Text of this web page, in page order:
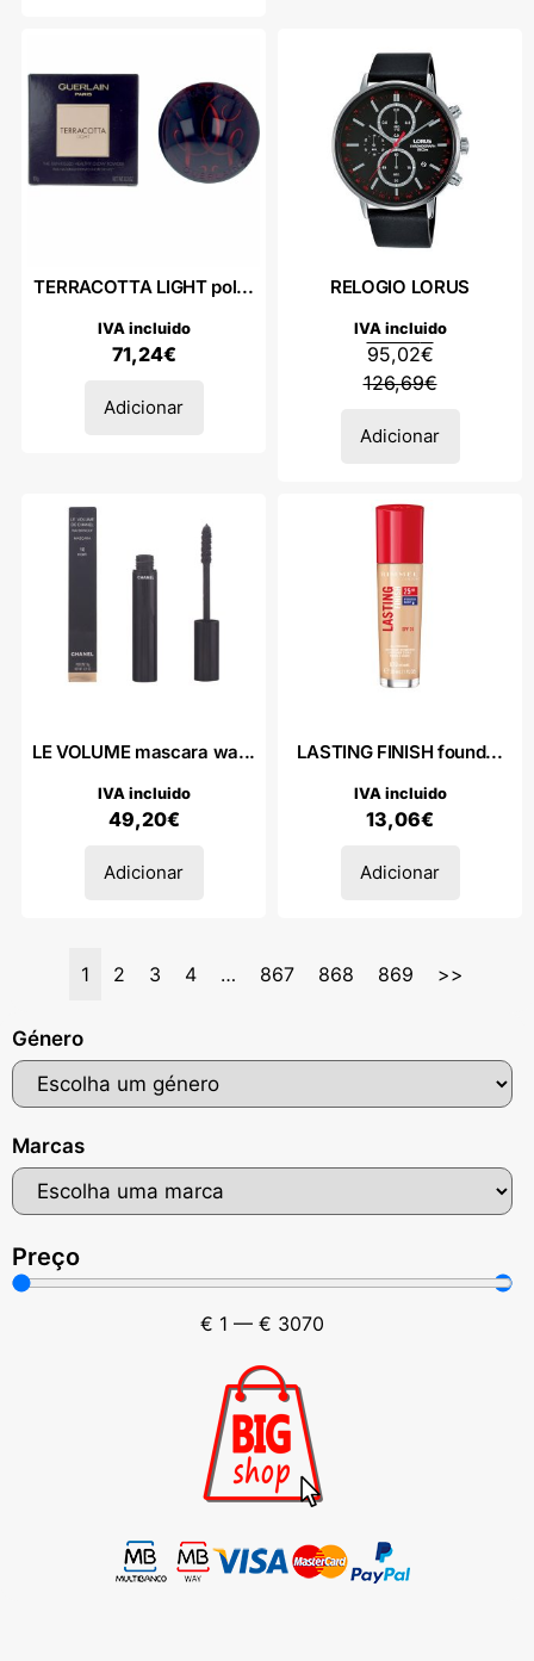
Género
Marcas
Preço
€ 1 — € 3070
TERRACOTTA LIGHT pol...
71,24€
IVA incluido
Adicionar
RELOGIO LORUS
126,69€
95,02€
IVA incluido
Adicionar
LE VOLUME mascara wa...
49,20€
IVA incluido
Adicionar
LASTING FINISH found...
13,06€
IVA incluido
Adicionar
1 2 3 4 … 867 868 869 >>